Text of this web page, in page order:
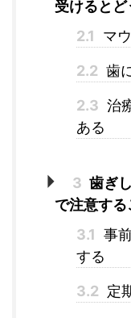
受けるとど
2.1
マ
2.2 歯
2.3 治
ある
3 歯ぎ
で注意する
3.1 事
する
3.2 定